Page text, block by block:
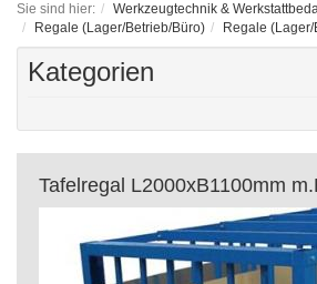
Sie sind hier: Werkzeugtechnik &
Regale (Lager/Betrieb/Büro)
Regale
Kategorien
Tafelregal L2000xB1100mm